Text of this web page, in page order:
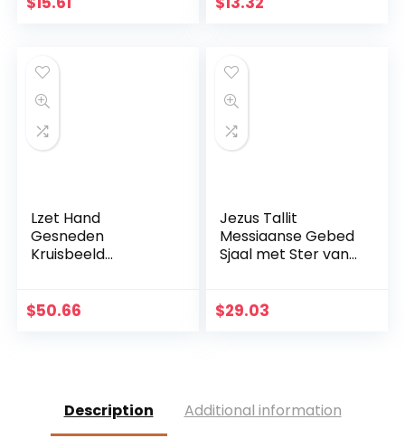
Lzet Hand
Gesneden
Kruisbeeld
Hars Materiaal
$50.66
Jezus Tallit
Messiaanse Gebed
Sjaal met Ster van
$29.03
Description Additional information